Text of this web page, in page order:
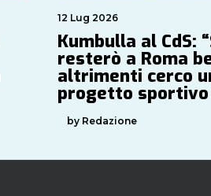
12 Lug 2026
Kumbulla al CdS:
resterò a Roma
altrimenti cerco
progetto sportivo
by Redazione